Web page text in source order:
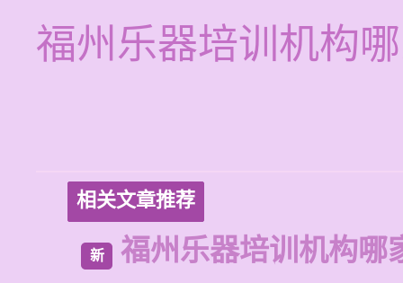
福州乐器培训机构
相关文章推荐
新 福州乐器培训机构哪